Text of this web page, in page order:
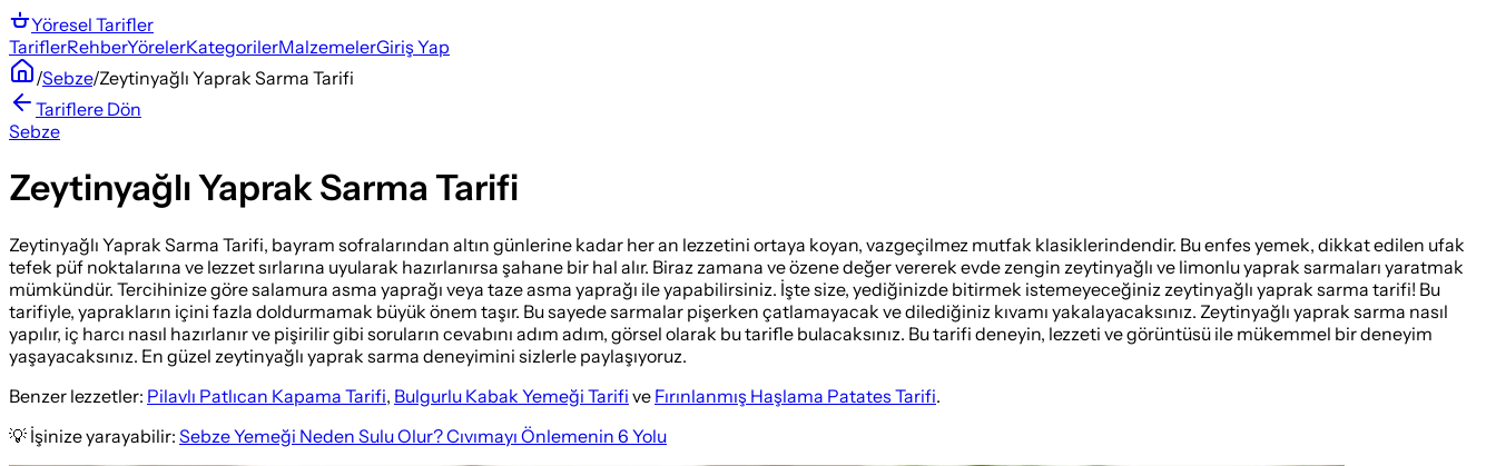
Yöresel Tarifler
TariflerRehberYörelerKategorilerMalzemelerGiriş Yap
/Sebze/Zeytinyağlı Yaprak Sarma Tarifi
Tariflere Dön
Sebze
Zeytinyağlı Yaprak Sarma Tarifi
Zeytinyağlı Yaprak Sarma Tarifi, bayram sofralarından altın günlerine kadar her an lezzetini ortaya koyan, vazgeçilmez mutfak klasiklerindendir. Bu enfes yemek, dikkat edilen ufak
tefek püf noktalarına ve lezzet sırlarına uyularak hazırlanırsa şahane bir hal alır. Biraz zamana ve özene değer vererek evde zengin zeytinyağlı ve limonlu yaprak sarmaları yaratmak
mümkündür. Tercihinize göre salamura asma yaprağı veya taze asma yaprağı ile yapabilirsiniz. İşte size, yediğinizde bitirmek istemeyeceğiniz zeytinyağlı yaprak sarma tarifi! Bu
tarifiyle, yaprakların içini fazla doldurmamak büyük önem taşır. Bu sayede sarmalar pişerken çatlamayacak ve dilediğiniz kıvamı yakalayacaksınız. Zeytinyağlı yaprak sarma nasıl
yapılır, iç harcı nasıl hazırlanır ve pişirilir gibi soruların cevabını adım adım, görsel olarak bu tarifle bulacaksınız. Bu tarifi deneyin, lezzeti ve görüntüsü ile mükemmel bir deneyim
yaşayacaksınız. En güzel zeytinyağlı yaprak sarma deneyimini sizlerle paylaşıyoruz.
Benzer lezzetler: Pilavlı Patlıcan Kapama Tarifi, Bulgurlu Kabak Yemeği Tarifi ve Fırınlanmış Haşlama Patates Tarifi.
💡 İşinize yarayabilir: Sebze Yemeği Neden Sulu Olur? Cıvımayı Önlemenin 6 Yolu